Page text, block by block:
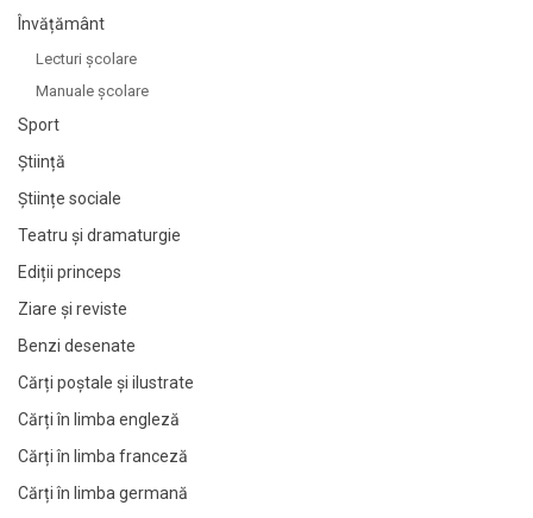
Învățământ
Lecturi şcolare
Manuale şcolare
Sport
Știință
Științe sociale
Teatru și dramaturgie
Ediții princeps
Ziare şi reviste
Benzi desenate
Cărți poștale și ilustrate
Cărți în limba engleză
Cărți în limba franceză
Cărți în limba germană